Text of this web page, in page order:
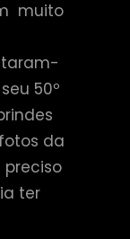
muito
50º
da
preciso
ter